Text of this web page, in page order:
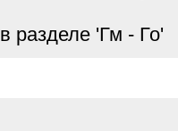
в разделе 'Гм - Го'